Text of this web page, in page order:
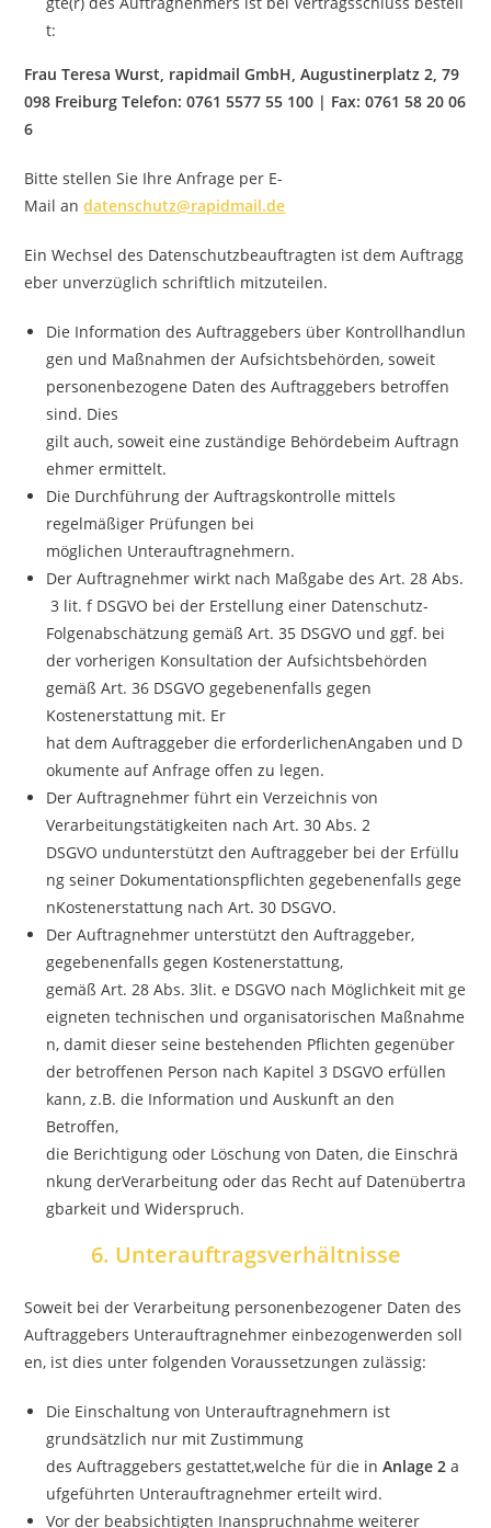
t:
Frau Teresa Wurst, rapidmail GmbH, Augustinerplatz 2, 79
098 FreiburgTelefon: 0761 5577 55 100 | Fax: 0761 58 20 06
6
Bitte stellen Sie Ihre Anfrage per E-
Mail andatenschutz@rapidmail.de
Ein Wechsel des Datenschutzbeauftragten ist dem Auftragg
eber unverzüglich schriftlich mitzuteilen.
Die Information des Auftraggebers über Kontrollhandlun
gen und Maßnahmen der Aufsichtsbehörden, soweit
personenbezogene Daten des Auftraggebers betroffen
sind. Dies
gilt auch, soweit eine zuständige Behördebeim Auftragn
ehmer ermittelt.
Die Durchführung der Auftragskontrolle mittels
regelmäßiger Prüfungen bei
möglichen Unterauftragnehmern.
Der Auftragnehmer wirkt nach Maßgabe des Art. 28 Abs.
3 lit. f DSGVO bei der Erstellung einer Datenschutz-
Folgenabschätzung gemäß Art. 35 DSGVO und ggf. bei
der vorherigen Konsultation der Aufsichtsbehörden
gemäß Art. 36 DSGVO gegebenenfalls gegen
Kostenerstattung mit. Er
hat dem Auftraggeber die erforderlichenAngaben und D
okumente auf Anfrage offen zu legen.
Der Auftragnehmer führt ein Verzeichnis von
Verarbeitungstätigkeiten nach Art. 30 Abs. 2
DSGVO undunterstützt den Auftraggeber bei der Erfüllu
ng seiner Dokumentationspflichten gegebenenfalls gege
nKostenerstattung nach Art. 30 DSGVO.
Der Auftragnehmer unterstützt den Auftraggeber,
gegebenenfalls gegen Kostenerstattung,
gemäß Art. 28 Abs. 3lit. e DSGVO nach Möglichkeit mit ge
eigneten technischen und organisatorischen Maßnahme
n, damit dieser seine bestehenden Pflichten gegenüber
der betroffenen Person nach Kapitel 3 DSGVO erfüllen
kann, z.B. die Information und Auskunft an den
Betroffen,
die Berichtigung oder Löschung von Daten, die Einschrä
nkung derVerarbeitung oder das Recht auf Datenübertra
gbarkeit und Widerspruch.
6. Unterauftragsverhältnisse
Soweit bei der Verarbeitung personenbezogener Daten des
Auftraggebers Unterauftragnehmer einbezogenwerden soll
en, ist dies unter folgenden Voraussetzungen zulässig:
Die Einschaltung von Unterauftragnehmern ist
grundsätzlich nur mit Zustimmung
des Auftraggebers gestattet,welche für die inAnlage 2a
ufgeführten Unterauftragnehmer erteilt wird.
Vor der beabsichtigten Inanspruchnahme weiterer